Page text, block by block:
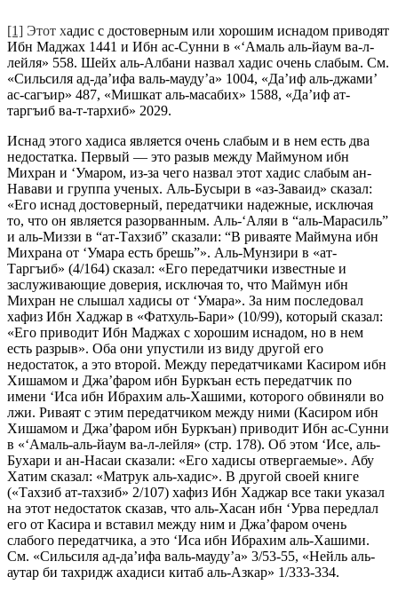
[1] Этот хадис с достоверным или хорошим иснадом приводят
Ибн Маджах 1441 и Ибн ас-Сунни в «‘Амаль аль-йаум ва-л-
лейля» 558. Шейх аль-Албани назвал хадис очень слабым. См.
«Сильсиля ад-да’ифа валь-мауду’а» 1004, «Да’иф аль-джами’
ас-сагъир» 487, «Мишкат аль-масабих» 1588, «Да’иф ат-
таргъиб ва-т-тархиб» 2029.
Иснад этого хадиса является очень слабым и в нем есть два
недостатка. Первый — это разыв между Маймуном ибн
Михран и ‘Умаром, из-за чего назвал этот хадис слабым ан-
Навави и группа ученых. Аль-Бусыри в «аз-Заваид» сказал:
«Его иснад достоверный, передатчики надежные, исключая
то, что он является разорванным. Аль-‘Аляи в “аль-Марасиль”
и аль-Миззи в “ат-Тахзиб” сказали: “В риваяте Маймуна ибн
Михрана от ‘Умара есть брешь”». Аль-Мунзири в «ат-
Таргъиб» (4/164) сказал: «Его передатчики известные и
заслуживающие доверия, исключая то, что Маймун ибн
Михран не слышал хадисы от ‘Умара». За ним последовал
хафиз Ибн Хаджар в «Фатхуль-Бари» (10/99), который сказал:
«Его приводит Ибн Маджах с хорошим иснадом, но в нем
есть разрыв». Оба они упустили из виду другой его
недостаток, а это второй. Между передатчиками Касиром ибн
Хишамом и Джа’фаром ибн Буркъан есть передатчик по
имени ‘Иса ибн Ибрахим аль-Хашими, которого обвиняли во
лжи. Риваят с этим передатчиком между ними (Касиром ибн
Хишамом и Джа’фаром ибн Буркъан) приводит Ибн ас-Сунни
в «‘Амаль-аль-йаум ва-л-лейля» (стр. 178). Об этом ‘Исе, аль-
Бухари и ан-Насаи сказали: «Его хадисы отвергаемые». Абу
Хатим сказал: «Матрук аль-хадис». В другой своей книге
(«Тахзиб ат-тахзиб» 2/107) хафиз Ибн Хаджар все таки указал
на этот недостаток сказав, что аль-Хасан ибн ‘Урва передлал
его от Касира и вставил между ним и Джа’фаром очень
слабого передатчика, а это ‘Иса ибн Ибрахим аль-Хашими.
См. «Сильсиля ад-да’ифа валь-мауду’а» 3/53-55, «Нейль аль-
аутар би тахридж ахадиси китаб аль-Азкар» 1/333-334.